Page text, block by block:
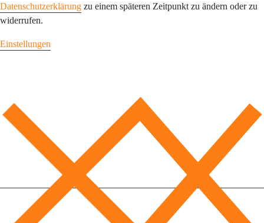
Datenschutzerklärung zu einem späteren Zeitpunkt zu ändern oder zu
widerrufen.
Einstellungen